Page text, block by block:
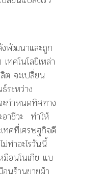
งพัฒนาและถูก
ทคโนโลยีเหล่า
ต จะเปลี่ยน
ระหว่าง
กำหนดทิศทาง
าชีวะ ทำให้
ทศที่เศรษฐกิจดี
ทำอะไรวันนี้
มือนโนเกีย แบ
นร้านขายผ้า